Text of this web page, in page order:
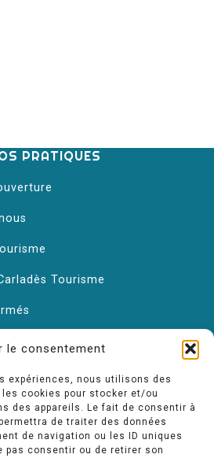
le consentement
expériences, nous utilisons des
cookies pour stocker et/ou
des appareils. Le fait de consentir à
de traiter des données
de navigation ou les ID uniques
pas consentir ou de retirer son
PRATIQUES
Tourisme
à vos questions